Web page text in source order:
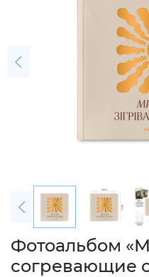
Фотоальбом
согревающие